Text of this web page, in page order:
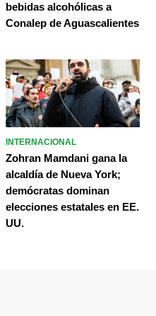
bebidas alcohólicas a
Conalep de Aguascalientes
INTERNACIONAL
Zohran Mamdani gana la
alcaldía de Nueva York;
demócratas dominan
elecciones estatales en EE.
UU.